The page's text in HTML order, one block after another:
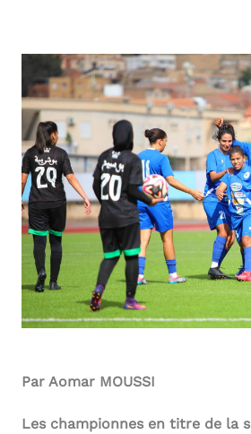
Par Aomar MOUSSI
Les championnes en titre de la